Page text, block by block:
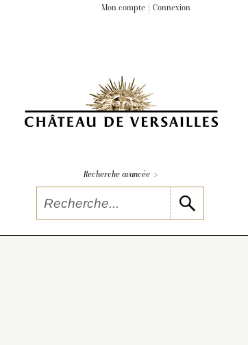
Mon compte Connexion
Recherche avancée >